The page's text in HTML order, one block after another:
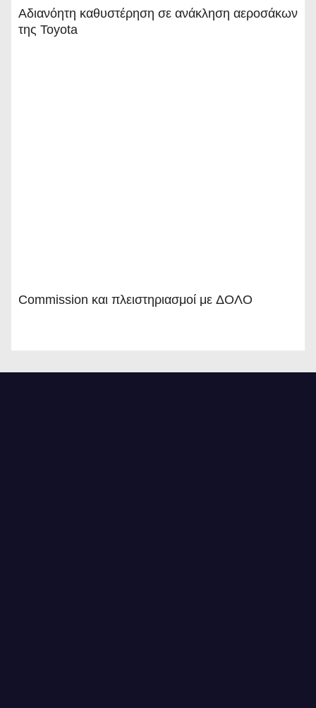
Αδιανόητη καθυστέρηση σε ανάκληση αεροσάκων
της Toyota
Commission και πλειστηριασμοί με ΔΟΛΟ